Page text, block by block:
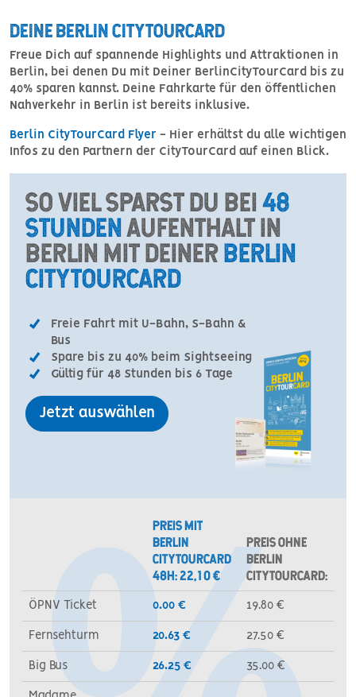
DEINE BERLIN CITYTOURCARD
Freue Dich auf spannende Highlights und Attraktionen in
Berlin, bei denen Du mit Deiner BerlinCityTourCard bis zu
40% sparen kannst. Deine Fahrkarte für den öffentlichen
Nahverkehr in Berlin ist bereits inklusive.
Berlin CityTourCard Flyer - Hier erhältst du alle wichtigen
Infos zu den Partnern der CityTourCard auf einen Blick.
SO VIEL SPARST DU BEI48
STUNDENAUFENTHALT IN
BERLIN MIT DEINERBERLIN
CITYTOURCARD
Freie Fahrt mit U-Bahn, S-Bahn &
Bus
Spare bis zu 40% beim Sightseeing
Gültig für 48 Stunden bis 6 Tage
Jetzt auswählen
AN EXAMPLE
PREIS MIT
BERLIN
CITYTOURCARD
48H: 22,10 €
PREIS OHNE
BERLIN
CITYTOURCARD:
ÖPNV Ticket 0.00 € 19.80 €
Fernsehturm 20.63 € 27.50 €
Big Bus 26.25 € 35.00 €